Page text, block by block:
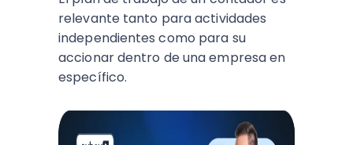
relevante tanto para actividades
independientes como para su
accionar dentro de una empresa en
específico.